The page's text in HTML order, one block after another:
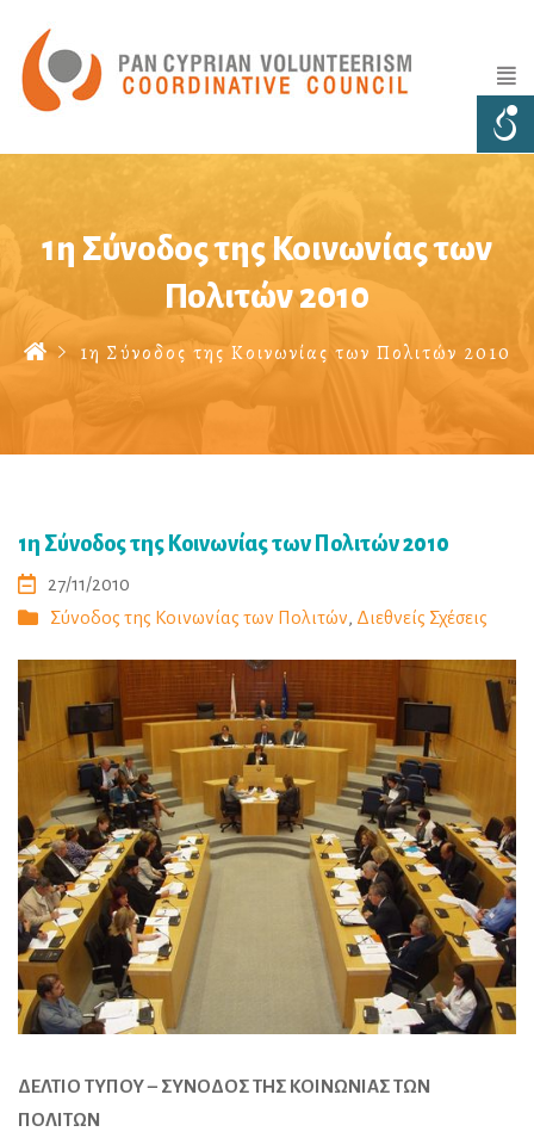
1η Σύνοδος της Κοινωνίας των
Πολιτών 2010
1η Σύνοδος της Κοινωνίας των Πολιτών 2010
1η Σύνοδος της Κοινωνίας των Πολιτών 2010
27/11/2010
Σύνοδος της Κοινωνίας των Πολιτών, Διεθνείς Σχέσεις
ΔΕΛΤΙΟ ΤΥΠΟΥ – ΣΥΝΟΔΟΣ ΤΗΣ ΚΟΙΝΩΝΙΑΣ ΤΩΝ
ΠΟΛΙΤΩΝ